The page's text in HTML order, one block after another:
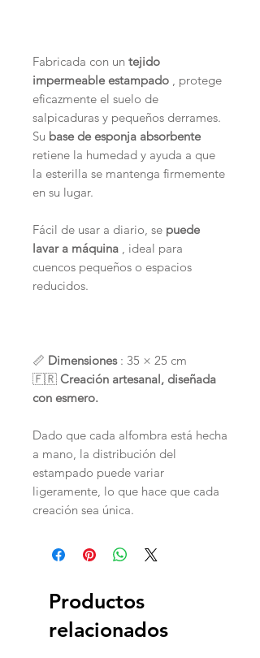
Fabricada con un tejido
impermeable estampado , protege
eficazmente el suelo de
salpicaduras y pequeños derrames.
Su base de esponja absorbente
retiene la humedad y ayuda a que
la esterilla se mantenga firmemente
en su lugar.
Fácil de usar a diario, se puede
lavar a máquina , ideal para
cuencos pequeños o espacios
reducidos.
📏 Dimensiones: 35 × 25 cm
🇫🇷 Creación artesanal, diseñada
con esmero.
Dado que cada alfombra está hecha
a mano, la distribución del
estampado puede variar
ligeramente, lo que hace que cada
creación sea única.
Productos
relacionados